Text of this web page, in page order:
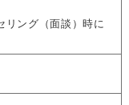
ング（面談）時に